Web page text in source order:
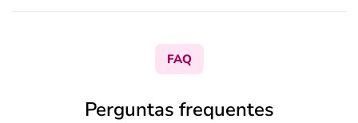
FAQ
Perguntas frequentes